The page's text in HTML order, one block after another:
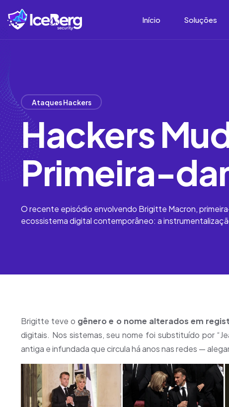
Início Soluções
Ataques Hackers
Hackers
Primeira-
O recente episódio envolvendo Brigitte Macron,
ecossistema digital contemporâneo: a
Brigitte teve o gênero e o nome alterados em
digitais. Nos sistemas, seu nome foi substituído por
antiga e infundada que circula há anos nas redes —